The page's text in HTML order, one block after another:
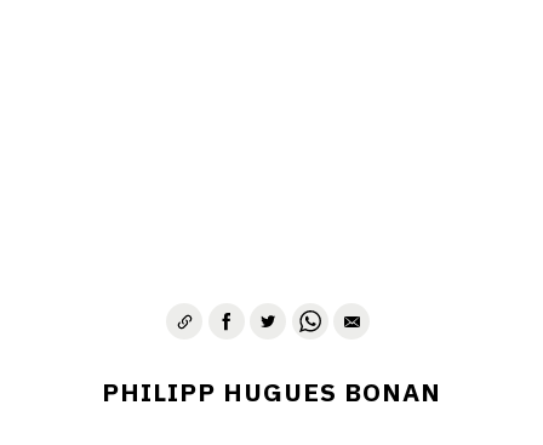
PHILIPP HUGUES BONAN